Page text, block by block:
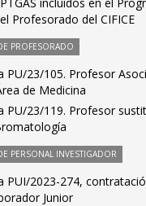
Profesorado del CIFICE
PROFESORADO
PU/23/105. Profesor
de Medicina
PU/23/119. Profesor
PERSONAL INVESTIGADOR
PUI/2023-274,
Junior